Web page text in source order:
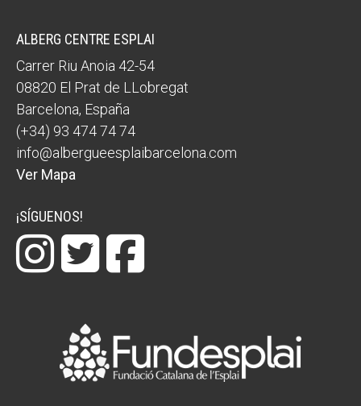
ALBERG CENTRE ESPLAI
Carrer Riu Anoia 42-54
08820 El Prat de LLobregat
Barcelona, España
(+34) 93 474 74 74
info@albergueesplaibarcelona.com
Ver Mapa
¡SÍGUENOS!